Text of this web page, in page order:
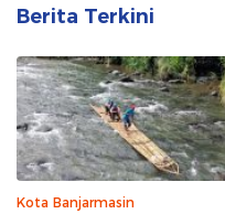
Berita Terkini
Kota Banjarmasin